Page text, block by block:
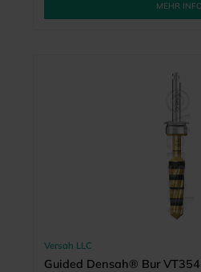
MEHR INFO
Versah LLC
Guided Densah® Bur